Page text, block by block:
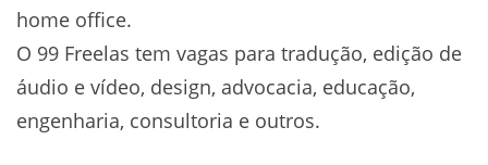
home office.
O 99 Freelas tem vagas para tradução, edição de
áudio e vídeo, design, advocacia, educação,
engenharia, consultoria e outros.